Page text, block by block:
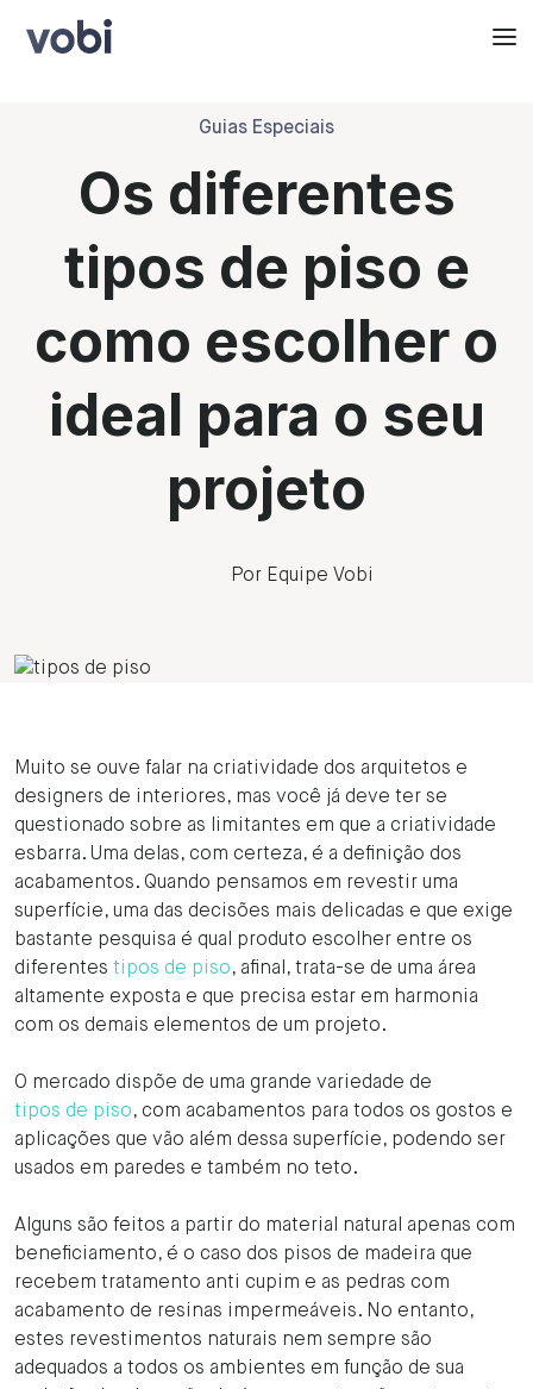
Guias Especiais
Os diferentes
tipos de piso e
como escolher o
ideal para o seu
projeto
Por Equipe Vobi
Muito se ouve falar na criatividade dos arquitetos e
designers de interiores, mas você já deve ter se
questionado sobre as limitantes em que a criatividade
esbarra. Uma delas, com certeza, é a definição dos
acabamentos. Quando pensamos em revestir uma
superfície, uma das decisões mais delicadas e que exige
bastante pesquisa é qual produto escolher entre os
diferentes tipos de piso, afinal, trata-se de uma área
altamente exposta e que precisa estar em harmonia
com os demais elementos de um projeto.
O mercado dispõe de uma grande variedade de
tipos de piso, com acabamentos para todos os gostos e
aplicações que vão além dessa superfície, podendo ser
usados em paredes e também no teto.
Alguns são feitos a partir do material natural apenas com
beneficiamento, é o caso dos pisos de madeira que
recebem tratamento anti cupim e as pedras com
acabamento de resinas impermeáveis. No entanto,
estes revestimentos naturais nem sempre são
adequados a todos os ambientes em função de sua